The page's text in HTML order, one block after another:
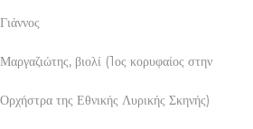
Γιάννος
Μαργαζιώτης, βιολί (1ος κορυφαίος στην
Ορχήστρα της Εθνικής Λυρικής Σκηνής)